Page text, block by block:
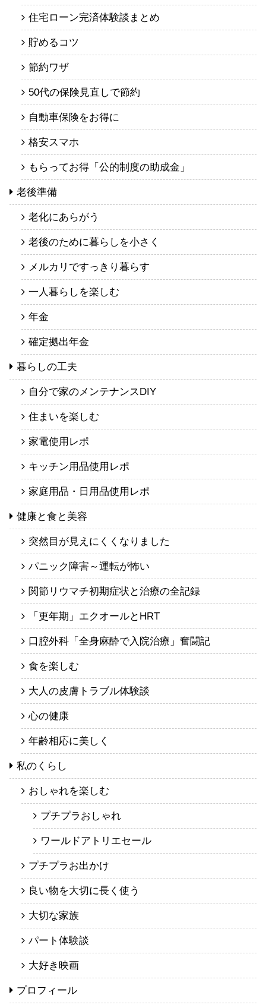
住宅ローン完済体験談まとめ
貯めるコツ
節約ワザ
50代の保険見直しで節約
自動車保険をお得に
格安スマホ
もらってお得「公的制度の助成金」
老後準備
老化にあらがう
老後のために暮らしを小さく
メルカリですっきり暮らす
一人暮らしを楽しむ
年金
確定拠出年金
暮らしの工夫
自分で家のメンテナンスDIY
住まいを楽しむ
家電使用レポ
キッチン用品使用レポ
家庭用品・日用品使用レポ
健康と食と美容
突然目が見えにくくなりました
パニック障害～運転が怖い
関節リウマチ初期症状と治療の全記録
「更年期」エクオールとHRT
口腔外科「全身麻酔で入院治療」奮闘記
食を楽しむ
大人の皮膚トラブル体験談
心の健康
年齢相応に美しく
私のくらし
おしゃれを楽しむ
プチプラおしゃれ
ワールドアトリエセール
プチプラお出かけ
良い物を大切に長く使う
大切な家族
パート体験談
大好き映画
プロフィール